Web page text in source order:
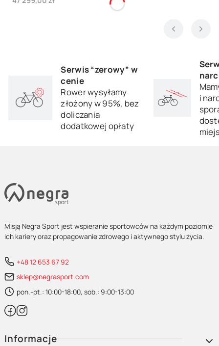
Serwis “zerowy” w
cenie
Rower wysyłamy
złożony w 95%, bez
doliczania
dodatkowej opłaty
i
Misją Negra Sport jest wspieranie sportowców na każdym poziomie
ich kariery oraz propagowanie zdrowego i aktywnego stylu życia.
+48 12 653 67 92
sklep@negrasport.com
pon.-pt.: 10:00-18:00, sob.: 9:00-13:00
Linki w stopce
Informacje